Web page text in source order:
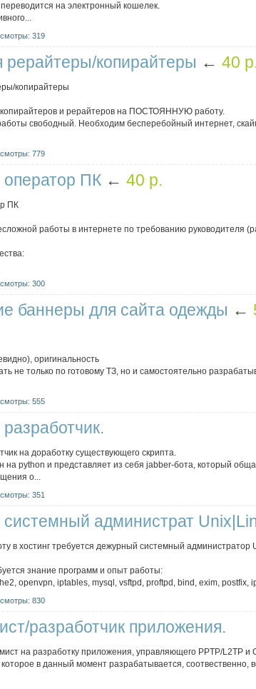
на электронный кошелек.
319
рерайтеры/копирайтеры ← 40
копирайтеры
копирайтеров и рерайтеров на ПОСТОЯННУЮ работу.
свободный. Необходим бесперебойный интернет,
779
оператор ПК ← 40 p.
ПК
работы в интернете по требованию руководителя
300
баннеры для сайта одежды ←
оригинальность
не только по готовому ТЗ, но и самостоятельно
555
на доработку существующего скрипта.
на python и представляет из себя jabber-бота, который
о...
351
системный администрат
в хостинг требуется дежурный системный администратор
знание программ и опыт работы:
openvpn, iptables, mysql, vsftpd, proftpd, bind, exim, postfix,
830
разработчик приложения.
на разработку приложения, управляющего PPTP/L2TP
в данный момент разрабатывается,